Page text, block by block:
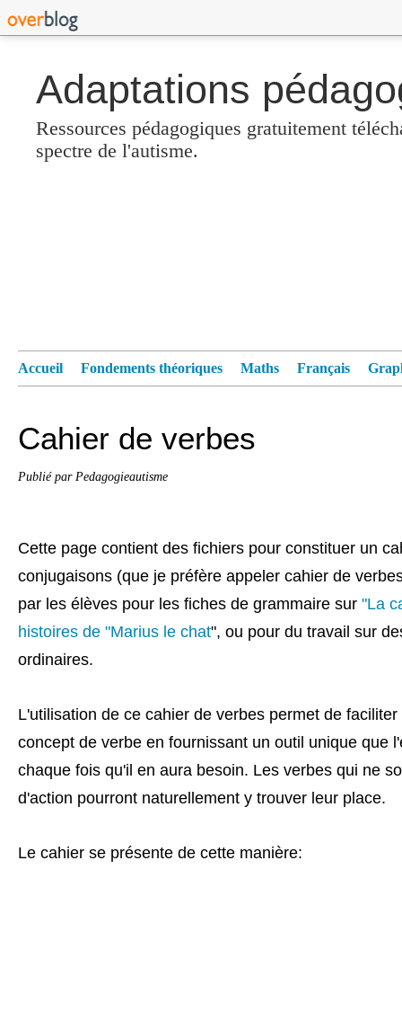
Adaptations
Ressources pédagogiques gratuitement
spectre de l'autisme.
Accueil Fondements théoriques Maths Français
Cahier de verbes
Publié par Pedagogieautisme
Cette page contient des fichiers pour constituer un
conjugaisons (que je préfère appeler cahier de
par les élèves pour les fiches de grammaire sur "La
histoires de "Marius le chat", ou pour du travail sur
ordinaires.
L'utilisation de ce cahier de verbes permet de
concept de verbe en fournissant un outil unique que
chaque fois qu'il en aura besoin. Les verbes qui ne
d'action pourront naturellement y trouver leur place.
Le cahier se présente de cette manière: